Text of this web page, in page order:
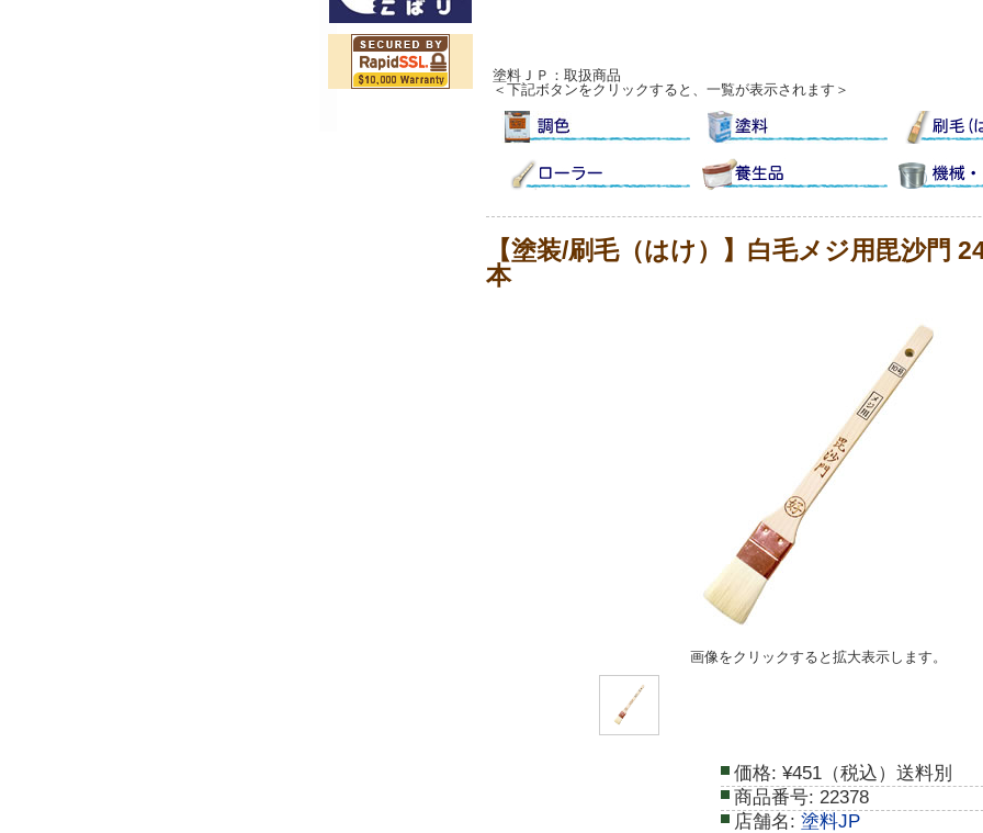
塗料ＪＰ：取扱商品
＜下記ボタンをクリックすると、一覧が表示されます＞
【塗装/刷毛（はけ）】白毛メジ用毘沙門
本
画像をクリックすると拡大表示します。
価格: ¥451（税込）送料別
商品番号: 22378
店舗名: 塗料JP